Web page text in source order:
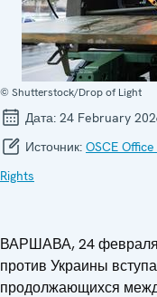
© Shutterstock/Drop of Light
Дата: 24 February
Источник: OSCE
Rights
ВАРШАВА, 24 февраля
против Украины
продолжающихся